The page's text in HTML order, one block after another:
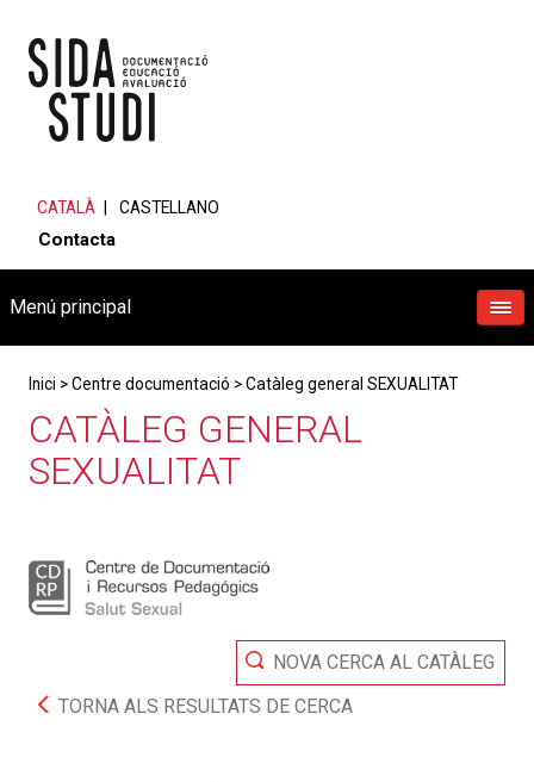
CATALÀ CASTELLANO
Contacta
Menú principal
Inici >Centre documentació >Catàleg general SEXUALITAT
CATÀLEG GENERAL
SEXUALITAT
NOVA CERCA AL CATÀLEG
TORNA ALS RESULTATS DE CERCA